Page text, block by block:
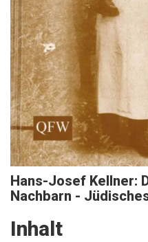
Hans-Josef Kellner:
Nachbarn -
Inhalt